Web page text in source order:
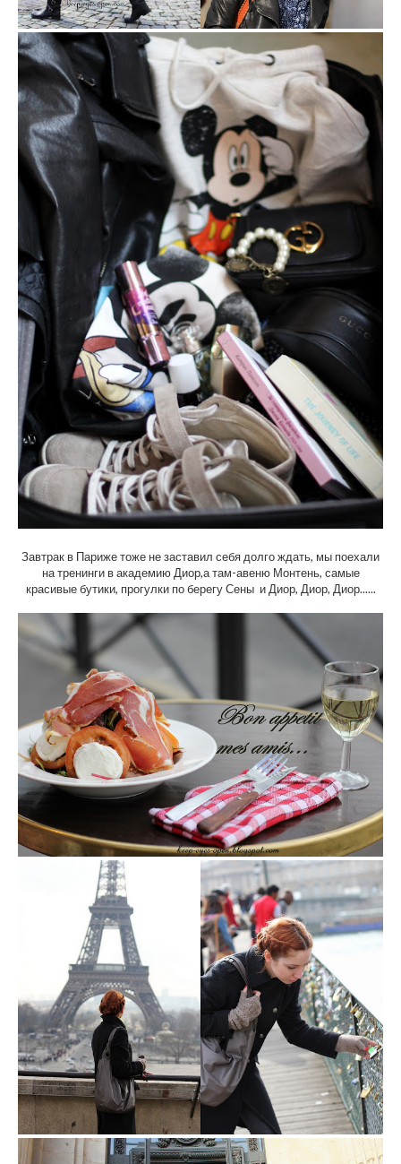
Завтрак в Париже тоже не заставил себя долго ждать, мы поехали
на тренинги в академию Диор,а там-авеню Монтень, самые
красивые бутики, прогулки по берегу Сены и Диор, Диор, Диор......